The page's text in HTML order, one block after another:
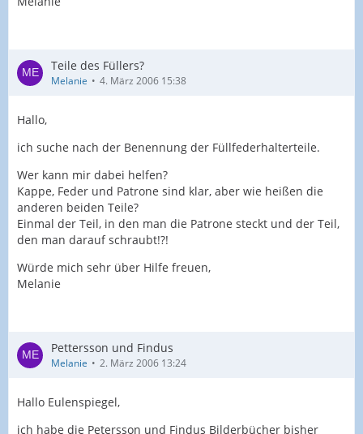
Teile des Füllers?
Melanie 4. März 2006 15:38
Hallo,
ich suche nach der Benennung der Füllfederhalterteile.
Wer kann mir dabei helfen?
Kappe, Feder und Patrone sind klar, aber wie heißen die
anderen beiden Teile?
Einmal der Teil, in den man die Patrone steckt und der Teil,
den man darauf schraubt!?!
Würde mich sehr über Hilfe freuen,
Melanie
Pettersson und Findus
Melanie 2. März 2006 13:24
Hallo Eulenspiegel,
ich habe die Petersson und Findus Bilderbücher bisher